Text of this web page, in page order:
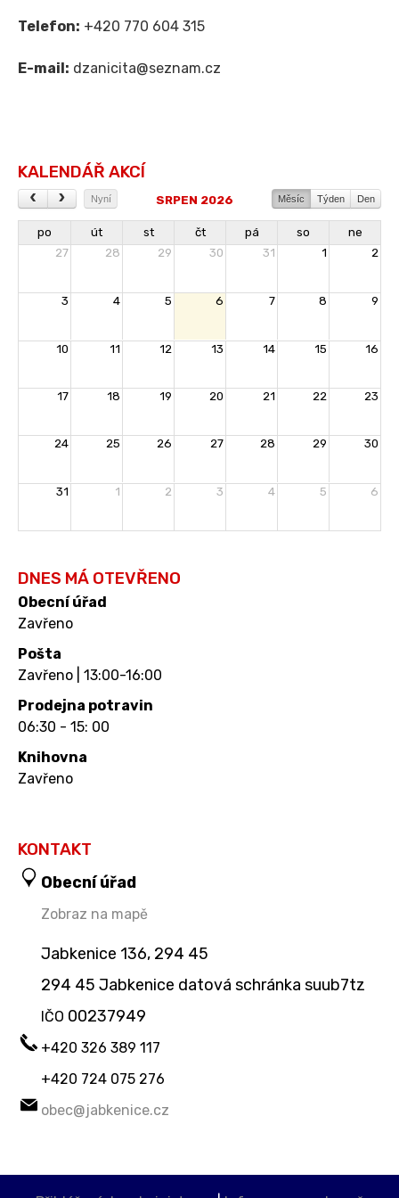
Telefon: +420 770 604 315
E-mail: dzanicita@seznam.cz
KALENDÁŘ AKCÍ
Nyní Měsíc Týden Den
SRPEN 2026
po út st čt pá so
ne
27
28 29 30 31 1 2
3 4 5 6 7 8 9
10 11 12 13 14 15 16
17 18 19 20 21 22 23
24 25 26 27 28 29 30
31 1 2 3 4 5 6
DNES MÁ OTEVŘENO
Obecní úřad
Zavřeno
Pošta
Zavřeno | 13:00-16:00
Prodejna potravin
06:30 - 15: 00
Knihovna
Zavřeno
KONTAKT
Obecní úřad
Zobraz na mapě
Jabkenice 136, 294 45
294 45 Jabkenice datová schránka suub7tz
IČO 00237949
+420 326 389 117
+420 724 075 276
obec@jabkenice.cz